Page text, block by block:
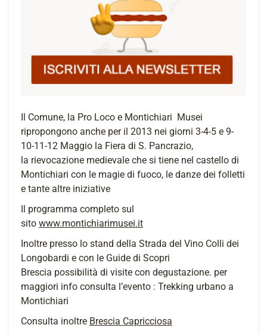
Il Comune, la Pro Loco e Montichiari Musei
ripropongono anche per il 2013 nei giorni 3-4-5 e 9-
10-11-12 Maggio la Fiera di S. Pancrazio,
la rievocazione medievale che si tiene nel castello di
Montichiari con le magie di fuoco, le danze dei folletti
e tante altre iniziative
Il programma completo sul
sito www.montichiarimusei.it
Inoltre presso lo stand della Strada del Vino Colli dei
Longobardi e con le Guide di Scopri
Brescia possibilità di visite con degustazione. per
maggiori info consulta l’evento : Trekking urbano a
Montichiari
Consulta inoltre Brescia Capricciosa